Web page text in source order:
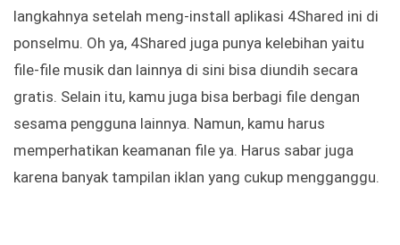
langkahnya setelah meng-install aplikasi 4Shared ini di
ponselmu. Oh ya, 4Shared juga punya kelebihan yaitu
file-file musik dan lainnya di sini bisa diundih secara
gratis. Selain itu, kamu juga bisa berbagi file dengan
sesama pengguna lainnya. Namun, kamu harus
memperhatikan keamanan file ya. Harus sabar juga
karena banyak tampilan iklan yang cukup mengganggu.